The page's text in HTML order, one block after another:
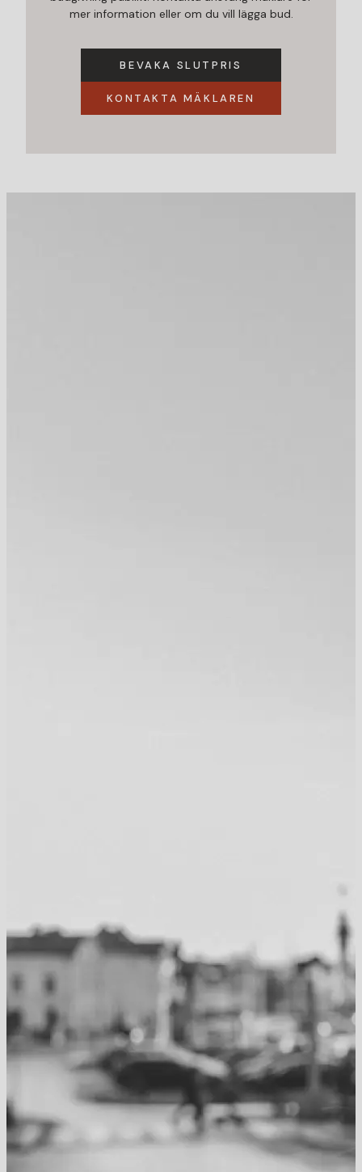
mer information eller om du vill lägga bud.
BEVAKA SLUTPRIS
KONTAKTA MÄKLAREN